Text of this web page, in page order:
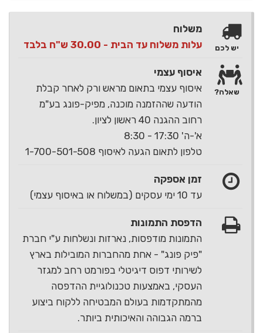
משלוח
עלות משלוח עד הבית - 30.00 ש"ח בלבד
איסוף עצמי
איסוף עצמי בתאום מראש ורק לאחר קבלת
הודעה שההזמנה מוכנה, מפיק-פונג בע"מ
רחוב ההגנה 40 ראשון לציון.
א'-ה' 17:30 - 8:30
טלפון לתאום הגעה לאיסוף 1-700-501-508
זמן אספקה
עד 10 ימי עסקים (במשלוח או באיסוף עצמי)
הדפסת התמונות
התמונות מודפסות, נארזות ונשלחות ע"י חברת
"פיק פונג" - אחת מהחברות המובילות בארץ
לשירותי דפוס דיגיטלי בפורמט רחב למגזר
העסקי, באמצעות טכנולוגיית ההדפסה
מהמתקדמות בעולם המבטיחה ללקוח ביצוע
ברמה הגבוהה והאיכותית ביותר.
יש לכם
שאלה?